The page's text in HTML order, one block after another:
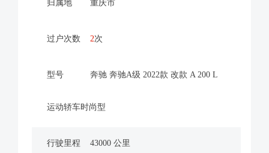
归属地 重庆市
过户次数 2次
型号 奔驰 奔驰A级 2022款 改款 A 200 L
运动轿车时尚型
行驶里程 43000 公里